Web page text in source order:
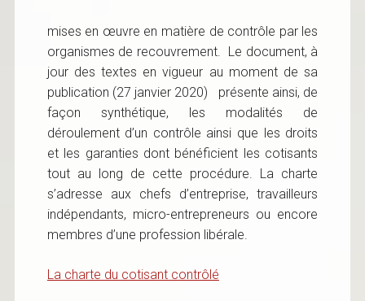
mises en œuvre en matière de contrôle par les
organismes de recouvrement. Le document, à
jour des textes en vigueur au moment de sa
publication (27 janvier 2020) présente ainsi, de
façon synthétique, les modalités de
déroulement d’un contrôle ainsi que les droits
et les garanties dont bénéficient les cotisants
tout au long de cette procédure. La charte
s’adresse aux chefs d’entreprise, travailleurs
indépendants, micro-entrepreneurs ou encore
membres d’une profession libérale.
La charte du cotisant contrôlé